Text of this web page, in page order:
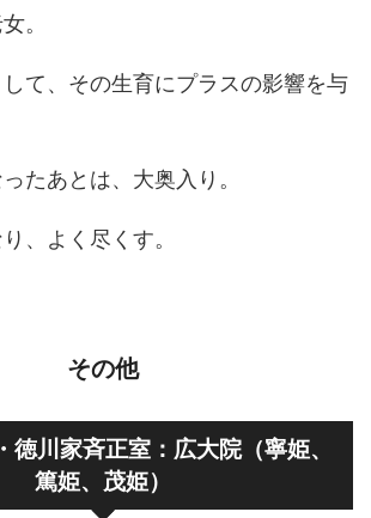
。
て、その生育にプラスの影響を与
たあとは、大奥入り。
、よく尽くす。
その他
徳川家斉正室：広大院（寧姫、
篤姫、茂姫）